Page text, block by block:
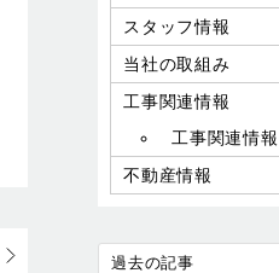
スタッフ情報
当社の取組み
工事関連情報
工事関連情報
不動産情報
過去の記事